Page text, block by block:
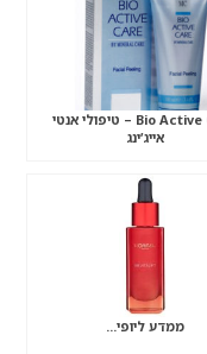
Bio Active Care – טיפולי אנטי
אייג’ינג
ממדע ליופי…